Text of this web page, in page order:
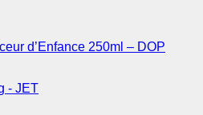
d’Enfance 250ml – DOP